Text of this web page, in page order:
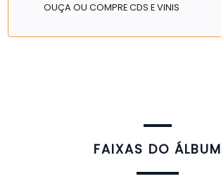
OUÇA OU COMPRE CDS E VINIS
FAIXAS DO ÁLBUM